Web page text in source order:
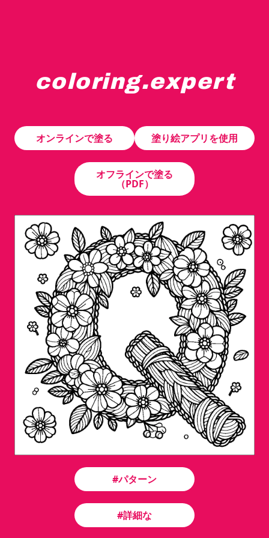
coloring.expert
オンラインで塗る
塗り絵アプリを使用
オフラインで塗る
（PDF）
#パターン
#詳細な